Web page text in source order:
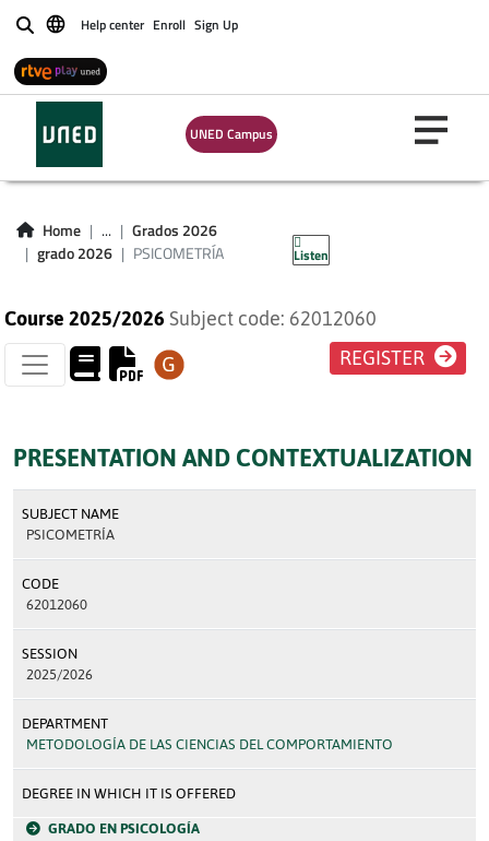
BuscarHelp center Enroll Sign Up
UNED Campus
Home ...
Grados 2026
grado 2026
PSICOMETRÍA Listen
PSICOMETRÍA
Course 2025/2026 Subject code: 62012060
REGISTER
PRESENTATION AND CONTEXTUALIZATION
SUBJECT NAME
PSICOMETRÍA
CODE
62012060
SESSION
2025/2026
DEPARTMENT
METODOLOGÍA DE LAS CIENCIAS DEL COMPORTAMIENTO
DEGREE IN WHICH IT IS OFFERED
GRADO EN PSICOLOGÍA